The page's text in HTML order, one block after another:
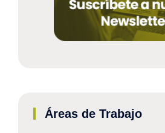
Áreas de Trabajo